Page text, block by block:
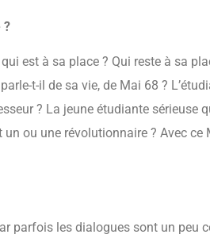
?
est à sa place ? Qui reste à sa
t-il de sa vie, de Mai 68 ?
? La jeune étudiante sérieuse
un ou une révolutionnaire ? Avec
parfois les dialogues sont un peu